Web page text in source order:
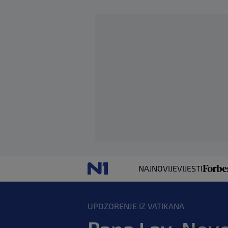
NAJNOVIJEVIJESTI
UPOZORENJE IZ VATIKANA